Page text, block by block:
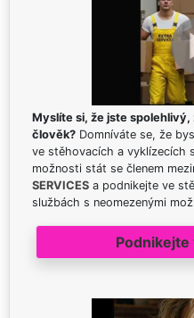
Myslíte si, že jste
člověk? Domníváte se, že
ve stěhovacích a vyklízecích
možnosti stát se členem
SERVICES a podnikejte ve
službách s neomezenými